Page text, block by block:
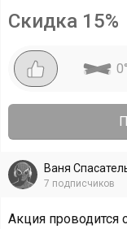
Скидка 15%
0°
Ваня
7 подписчиков
Акция проводится